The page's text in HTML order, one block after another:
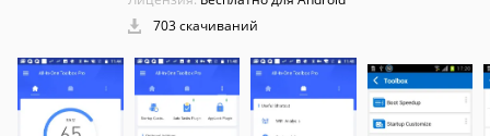
703 скачиваний